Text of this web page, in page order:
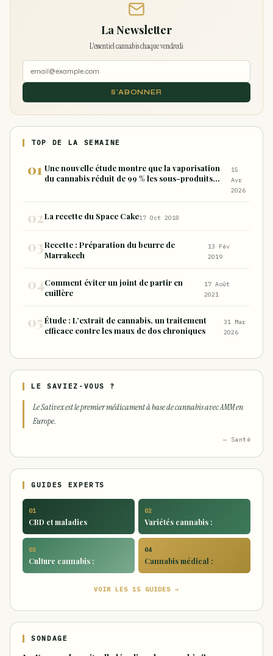
La Newsletter
L'essentiel cannabis chaque vendredi
S'ABONNER
TOP DE LA SEMAINE
Une nouvelle étude montre que la vaporisation
du cannabis réduit de 99 % les sous-produits
15
Avr
2026
La recette du Space Cake17 Oct 2018
Recette : Préparation du beurre de
Marrakech
13 Fév
2019
Comment éviter un joint de partir en
cuillère
17 Août
2021
Étude : L’extrait de cannabis, un traitement
efficace contre les maux de dos chroniques
31 Mar
2026
LE SAVIEZ-VOUS ?
Le Sativex est le premier médicament à base de cannabis avec AMM en
Europe.
— Santé
GUIDES EXPERTS
01
CBD et maladies
02
Variétés cannabis :
03
Culture cannabis :
04
Cannabis médical :
VOIR LES 15 GUIDES →
SONDAGE